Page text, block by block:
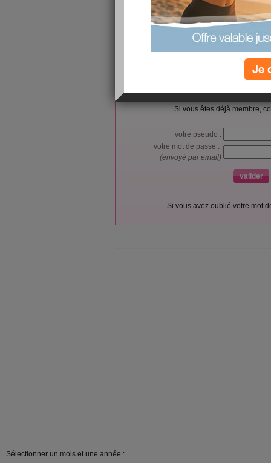
L’accès et l’utilisation du forum sont
Si vous êtes déjà membre,
votre pseudo :
votre mot de passe :
(envoyé par email)
Si vous avez oublié votre mot
Sélectionner un mois et une année :
Je